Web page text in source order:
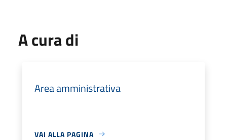
A cura di
Area amministrativa
VAI ALLA PAGINA